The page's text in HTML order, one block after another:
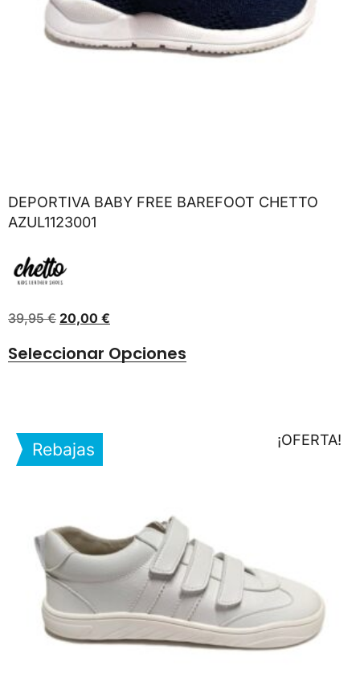
DEPORTIVA BABY FREE BAREFOOT CHETTO
AZUL1123001
39,95€ 20,00 €
Seleccionar Opciones
Rebajas ¡OFERTA!